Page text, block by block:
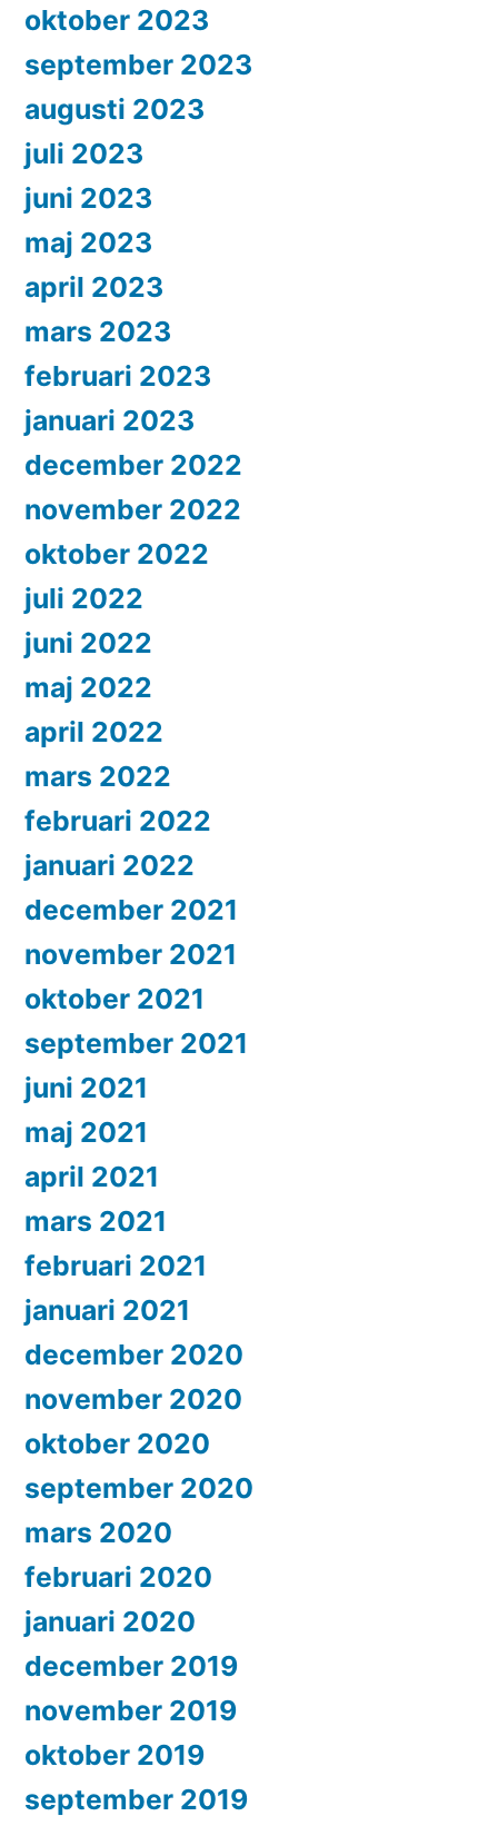
oktober 2023
september 2023
augusti 2023
juli 2023
juni 2023
maj 2023
april 2023
mars 2023
februari 2023
januari 2023
december 2022
november 2022
oktober 2022
juli 2022
juni 2022
maj 2022
april 2022
mars 2022
februari 2022
januari 2022
december 2021
november 2021
oktober 2021
september 2021
juni 2021
maj 2021
april 2021
mars 2021
februari 2021
januari 2021
december 2020
november 2020
oktober 2020
september 2020
mars 2020
februari 2020
januari 2020
december 2019
november 2019
oktober 2019
september 2019